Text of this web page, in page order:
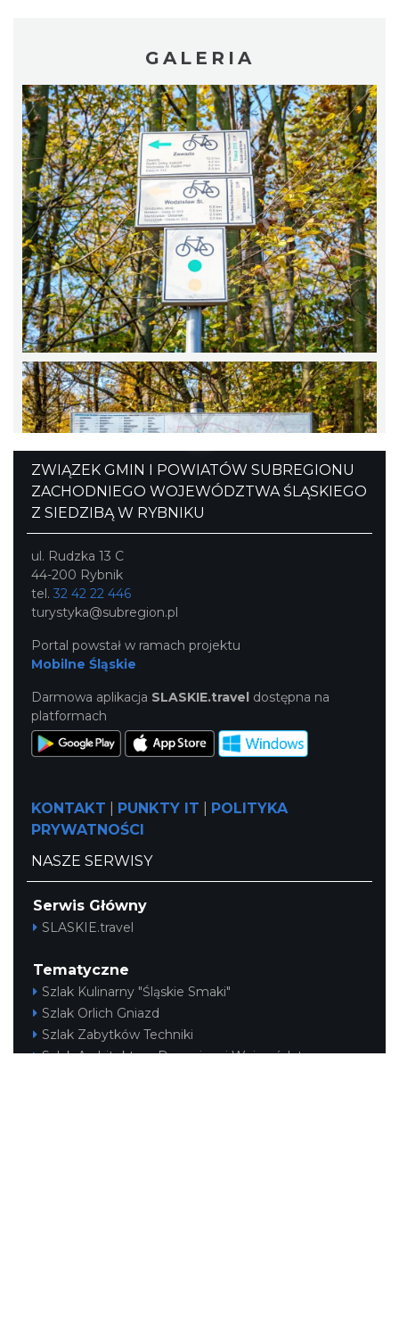
GALERIA
ZWIĄZEK GMIN I POWIATÓW SUBREGIONU
ZACHODNIEGO WOJEWÓDZTWA ŚLĄSKIEGO
Z SIEDZIBĄ W RYBNIKU
ul. Rudzka 13 C
44-200 Rybnik
tel. 32 42 22 446
turystyka@subregion.pl
Portal powstał w ramach projektu
Mobilne Śląskie
Darmowa aplikacja SLASKIE.travel dostępna na
platformach
KONTAKT PUNKTY IT
POLITYKA
PRYWATNOŚCI
NASZE SERWISY
Serwis Główny
SLASKIE.travel
Tematyczne
Szlak Kulinarny "Śląskie Smaki"
Szlak Orlich Gniazd
Szlak Zabytków Techniki
Szlak Architektury Drewnianej Województwa